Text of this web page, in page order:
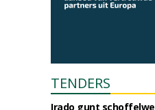
TENDERS
Irado gunt